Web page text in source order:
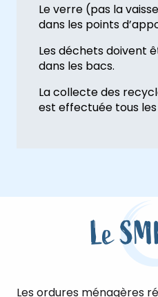
Le verre (pas la
dans les points
Les déchets doivent
dans les bacs.
La collecte des
est effectuée tous les
Le
Les ordures ménagères